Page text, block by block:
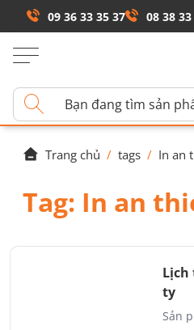
09 36 33 35 37 08 38
Trang chủ / tags / In an
Tag: In an
Lịch
ty
Sản